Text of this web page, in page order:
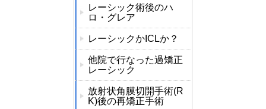
レーシック術後のハ
ロ・グレア
レーシックかICLか？
他院で行なった過矯正
レーシック
放射状角膜切開手術(R
K)後の再矯正手術